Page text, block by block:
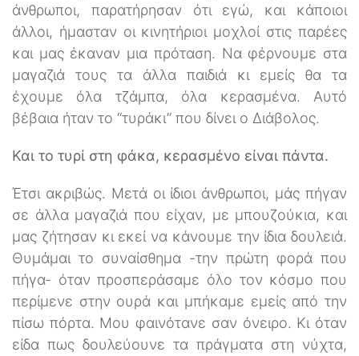
άνθρωποι, παρατήρησαν ότι εγώ, και κάποιοι
άλλοι, ήμασταν οι κινητήριοι μοχλοί στις παρέες
και μας έκαναν μια πρόταση. Να φέρνουμε στα
μαγαζιά τους τα άλλα παιδιά κι εμείς θα τα
έχουμε όλα τζάμπα, όλα κερασμένα. Αυτό
βέβαια ήταν το “τυράκι” που δίνει ο Διάβολος.
Και το τυρί στη φάκα, κερασμένο είναι πάντα.
Έτσι ακριβώς. Μετά οι ίδιοι άνθρωποι, μάς πήγαν
σε άλλα μαγαζιά που είχαν, με μπουζούκια, και
μας ζήτησαν κι εκεί να κάνουμε την ίδια δουλειά.
Θυμάμαι το συναίσθημα -την πρώτη φορά που
πήγα- όταν προσπεράσαμε όλο τον κόσμο που
περίμενε στην ουρά και μπήκαμε εμείς από την
πίσω πόρτα. Μου φαινότανε σαν όνειρο. Κι όταν
είδα πως δουλεύουνε τα πράγματα στη νύχτα,